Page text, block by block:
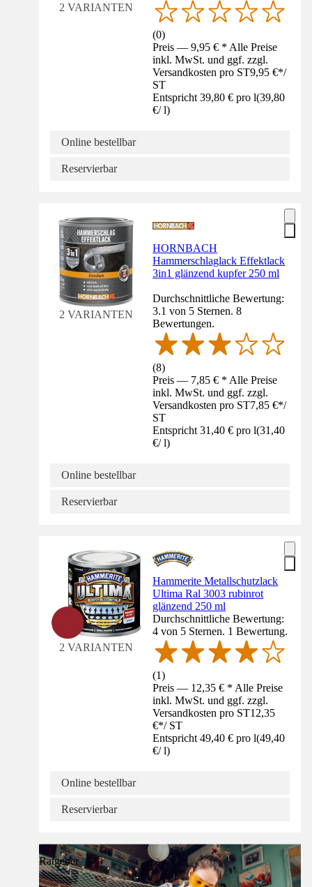
2 VARIANTEN
(0)
Preis — 9,95 € * Alle Preise
inkl. MwSt. und ggf. zzgl.
Versandkosten pro ST9,95 €*/
ST
Entspricht 39,80 € pro l(39,80
€/ l)
Online bestellbar
Reservierbar
2 VARIANTEN
HORNBACH
Hammerschlaglack Effektlack
3in1 glänzend kupfer 250 ml
Durchschnittliche Bewertung:
3.1 von 5 Sternen. 8
Bewertungen.
(8)
Preis — 7,85 € * Alle Preise
inkl. MwSt. und ggf. zzgl.
Versandkosten pro ST7,85 €*/
ST
Entspricht 31,40 € pro l(31,40
€/ l)
Online bestellbar
Reservierbar
2 VARIANTEN
Hammerite Metallschutzlack
Ultima Ral 3003 rubinrot
glänzend 250 ml
Durchschnittliche Bewertung:
4 von 5 Sternen. 1 Bewertung.
(1)
Preis — 12,35 € * Alle Preise
inkl. MwSt. und ggf. zzgl.
Versandkosten pro ST12,35
€*/ ST
Entspricht 49,40 € pro l(49,40
€/ l)
Online bestellbar
Reservierbar
Ratgeber